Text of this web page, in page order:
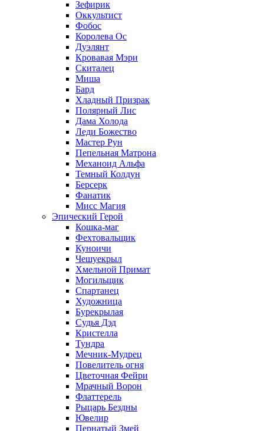
Зефирик
Оккультист
Фобос
Королева Ос
Дуэлянт
Кровавая Мэри
Скиталец
Миша
Бард
Хладный Призрак
Полярный Лис
Дама Холода
Леди Божество
Мастер Рун
Пепельная Матрона
Механоид Альфа
Темный Колдун
Берсерк
Фанатик
Мисс Магия
Эпический Герой
Кошка-маг
Фехтовальщик
Куноичи
Чешуекрыл
Хмельной Примат
Могильщик
Спартанец
Художница
Бурекрылая
Судья Дэд
Кристелла
Тундра
Мечник-Мудрец
Повелитель огня
Цветочная Фейри
Мрачный Ворон
Флаттерель
Рыцарь Бездны
Ювелир
Пернатый Змей